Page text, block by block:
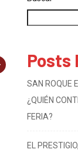
Posts
SAN ROQUE
¿QUIÉN
FERIA?
EL